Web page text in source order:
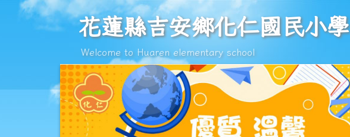
跳至主內容區
花蓮縣吉安鄉化仁國民小學
花蓮縣吉安鄉化仁國民小學
Welcome to Huaren elementary school